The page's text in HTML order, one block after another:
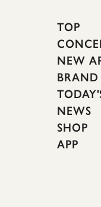
TOP
NEW
BRAND
NEWS
SHOP
APP